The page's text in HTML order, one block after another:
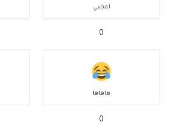
أعجبني
0
هاهاها
0